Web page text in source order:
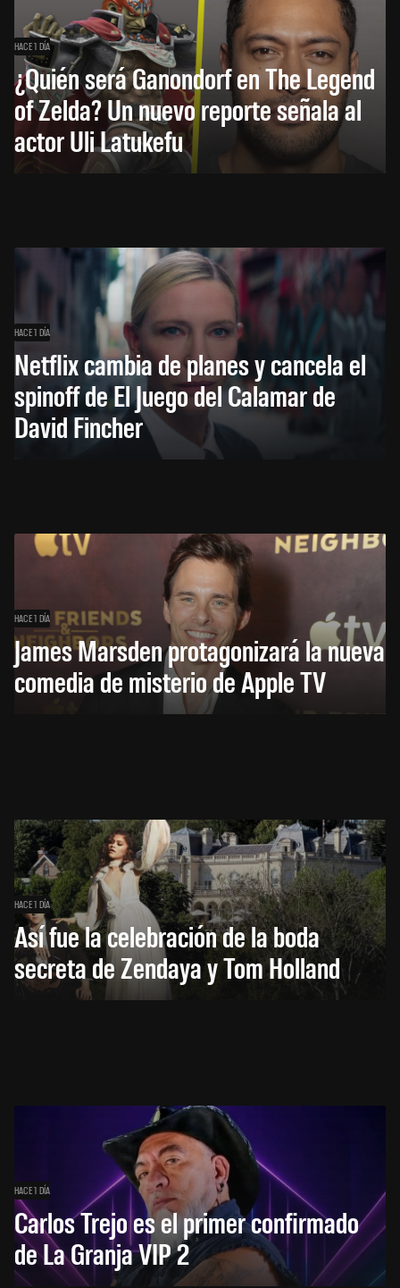
HACE 1 DÍA
¿Quién será Ganondorf en The Legend
of Zelda? Un nuevo reporte señala al
actor Uli Latukefu
HACE 1 DÍA
Netflix cambia de planes y cancela el
spinoff de El Juego del Calamar de
David Fincher
HACE 1 DÍA
James Marsden protagonizará la nueva
comedia de misterio de Apple TV
HACE 1 DÍA
Así fue la celebración de la boda
secreta de Zendaya y Tom Holland
HACE 1 DÍA
Carlos Trejo es el primer confirmado
de La Granja VIP 2